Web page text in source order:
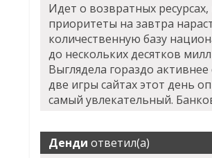
Идет о возвратных
приоритеты на завтра
количественную базу
до нескольких десятков
Выглядела гораздо
две игры сайтах этот день
самый увлекательный.
Денди ответил(а)